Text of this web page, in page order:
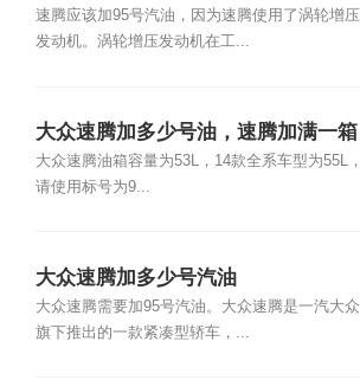
速腾应该加95号汽油，因为速腾使用了涡轮增压
发动机。涡轮增压发动机在工...
大众速腾加多少号油，速腾加满一箱
油多少钱
大众速腾油箱容量为53L，14款全系车型为55L，
请使用标号为9...
大众速腾加多少号汽油
大众速腾需要加95号汽油。大众速腾是一汽大众
旗下推出的一款紧凑型轿车，...